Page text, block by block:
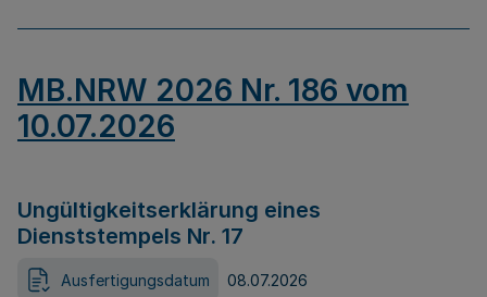
MB.NRW 2026 Nr. 186 vom
10.07.2026
Ungültigkeitserklärung eines
Dienststempels Nr. 17
Ausfertigungsdatum 08.07.2026